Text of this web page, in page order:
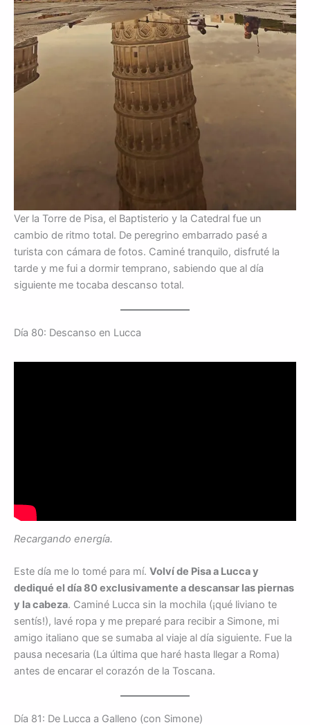
Ver la Torre de Pisa, el Baptisterio y la Catedral fue un
cambio de ritmo total. De peregrino embarrado pasé a
turista con cámara de fotos. Caminé tranquilo, disfruté la
tarde y me fui a dormir temprano, sabiendo que al día
siguiente me tocaba descanso total.
Día 80: Descanso en Lucca
Recargando energía.
Este día me lo tomé para mí. Volví de Pisa a Lucca y
dediqué el día 80 exclusivamente a descansar las piernas
y la cabeza. Caminé Lucca sin la mochila (¡qué liviano te
sentís!), lavé ropa y me preparé para recibir a Simone, mi
amigo italiano que se sumaba al viaje al día siguiente. Fue la
pausa necesaria (La última que haré hasta llegar a Roma)
antes de encarar el corazón de la Toscana.
Día 81: De Lucca a Galleno (con Simone)